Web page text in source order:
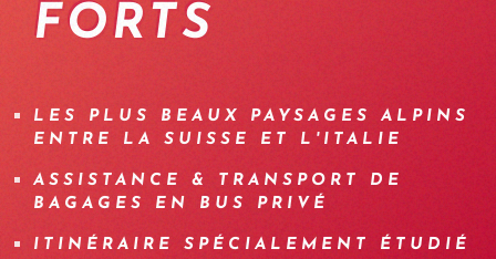
FORTS
LES PLUS BEAUX PAYSAGES ALPINS
ENTRE LA SUISSE ET L'ITALIE
ASSISTANCE & TRANSPORT DE
BAGAGES EN BUS PRIVÉ
ITINÉRAIRE SPÉCIALEMENT ÉTUDIÉ